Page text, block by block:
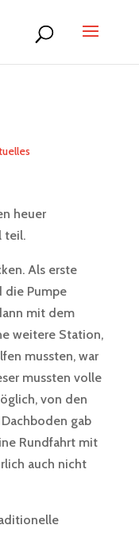
heuer
teil.
Als erste
die Pumpe
mit dem
weitere Station,
mussten, war
mussten volle
von den
gab
Rundfahrt mit
auch nicht